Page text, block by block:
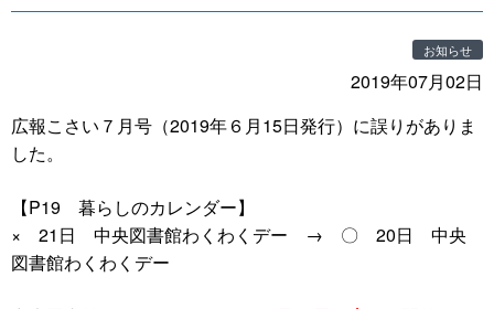
お知らせ
2019年07月02日
広報こさい７月号（2019年６月15日発行）に誤りがありま
した。
【P19 暮らしのカレンダー】
× 21日 中央図書館わくわくデー → 〇 20日 中央
図書館わくわくデー